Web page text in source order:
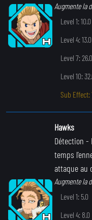
Augmente la
Level 1: 10.0
Level 4: 13.0
Level 7: 26.0
Level 10:
Sub Effect:
Hawks
Détection -
temps
attaque au
Augmente la
Level 1: 5.0
Level 4: 8.0